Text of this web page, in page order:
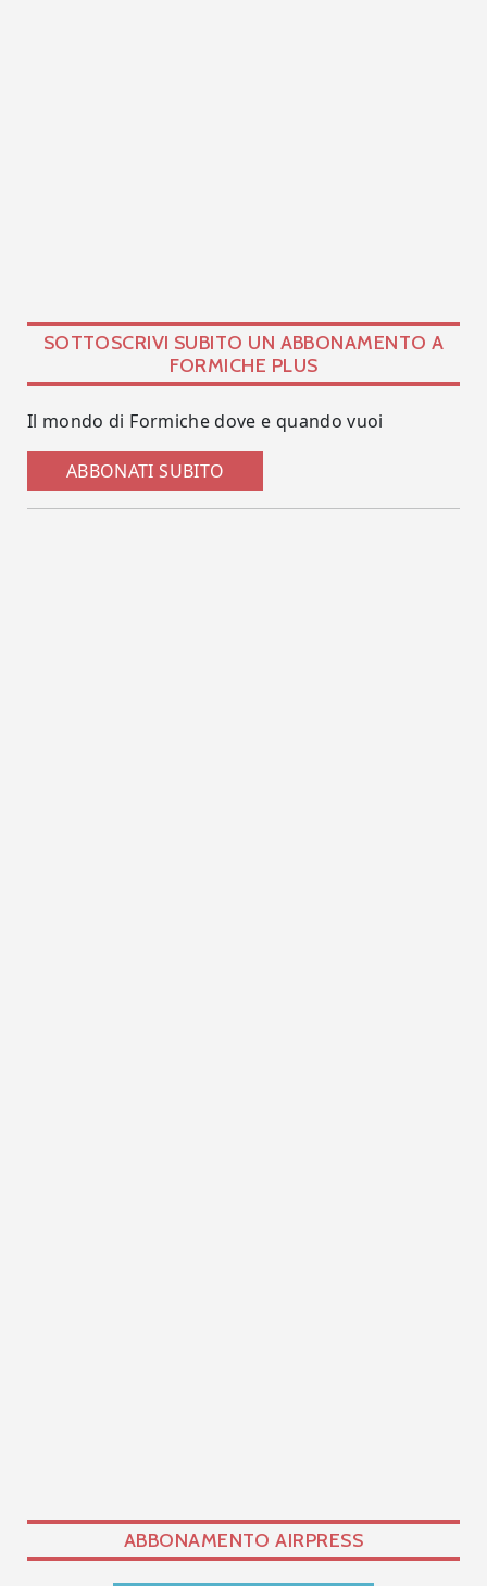
SOTTOSCRIVI SUBITO UN ABBONAMENTO A
FORMICHE PLUS
Il mondo di Formiche dove e quando vuoi
ABBONATI SUBITO
ABBONAMENTO AIRPRESS